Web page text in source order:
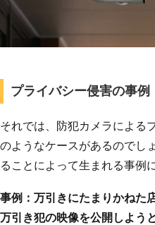
プライバシー侵害の事例
それでは、防犯カメラによる
のようなケースがあるのでし
ることによって生まれる事例
事例：万引きにたまりかねた
万引き犯の映像を公開しよう